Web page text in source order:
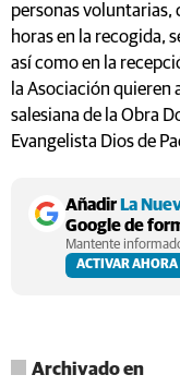
personas voluntarias,
horas en la recogida,
así como en la
la Asociación quieren
salesiana de la Obra
Evangelista Dios de
AñadirLa
Google de
Mantente
ACTIVAR AHORA
Archivado en